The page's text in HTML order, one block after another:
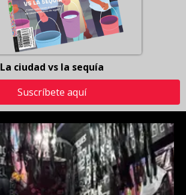
La ciudad vs la sequía
Suscríbete aquí